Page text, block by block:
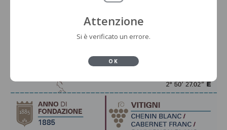
Attenzione
Si è verificato un errore.
OK